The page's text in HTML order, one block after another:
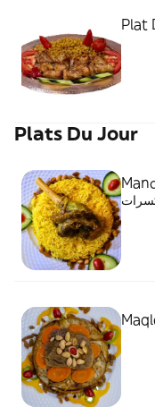
Plat
Plats Du Jour